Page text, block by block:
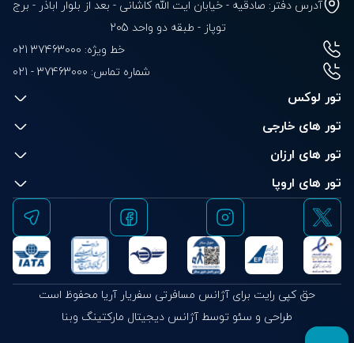
آدرس دفتر: صادقیه - خیابان ایت الله کاشانی - بعد از بلوار‌‌ اباذر - برج
توپاز - طبقه دو واحد 205
خط ویژه: 37463000 021
شماره تماس: 021 - 37463000
تور لوکس
تور های خارجی
تور های ارزان
تور های اروپا
حق کپی رایت برای آژانس مسافرتی سفریار آریا محفوظ است
طراحی و سئو توسط آژانس دیجیتال مارکتینگ وبنا